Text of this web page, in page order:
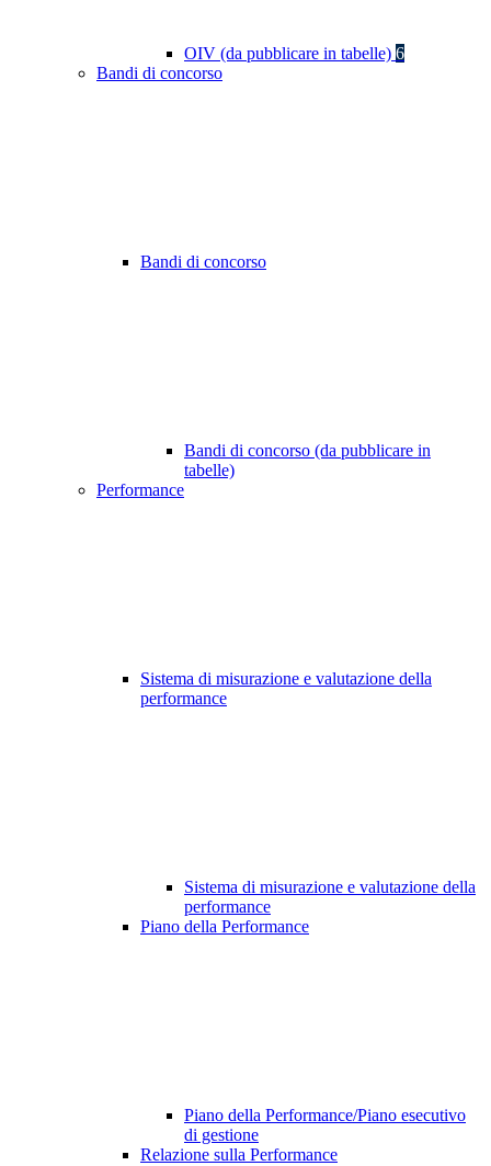
OIV (da pubblicare in tabelle) 6
Bandi di concorso
Bandi di concorso
Bandi di concorso (da pubblicare in
tabelle)
Performance
Sistema di misurazione e valutazione della
performance
Sistema di misurazione e valutazione della
performance
Piano della Performance
Piano della Performance/Piano esecutivo
di gestione
Relazione sulla Performance